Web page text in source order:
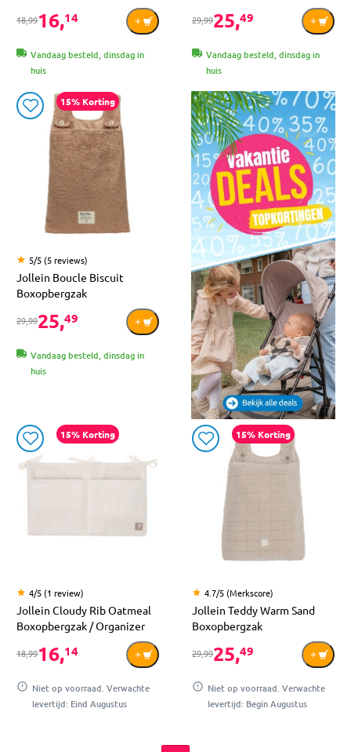
18,9916,14
Vandaag besteld, dinsdag in
huis
29,9925,49
Vandaag besteld, dinsdag in
huis
15% Korting
5/5 (5 reviews)
Jollein Boucle Biscuit
Boxopbergzak
29,9925,49
Vandaag besteld, dinsdag in
huis
15% Korting
4/5 (1 review)
Jollein Cloudy Rib Oatmeal
Boxopbergzak / Organizer
18,9916,14
Niet op voorraad. Verwachte
levertijd: Eind Augustus
15% Korting
4.7/5 (Merkscore)
Jollein Teddy Warm Sand
Boxopbergzak
29,9925,49
Niet op voorraad. Verwachte
levertijd: Begin Augustus